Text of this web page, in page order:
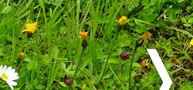
Sitemap
Erweiterte Suche